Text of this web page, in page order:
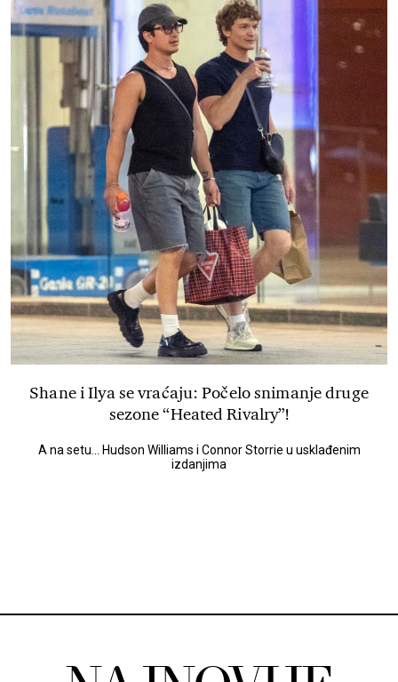
Shane i Ilya se vraćaju: Počelo snimanje druge
sezone “Heated Rivalry”!
A na setu... Hudson Williams i Connor Storrie u usklađenim
izdanjima